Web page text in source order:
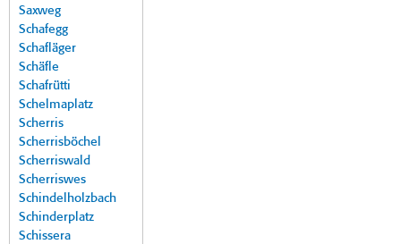
Saxweg
Schafegg
Schafläger
Schäfle
Schafrütti
Schelmaplatz
Scherris
Scherrisböchel
Scherriswald
Scherriswes
Schindelholzbach
Schinderplatz
Schissera